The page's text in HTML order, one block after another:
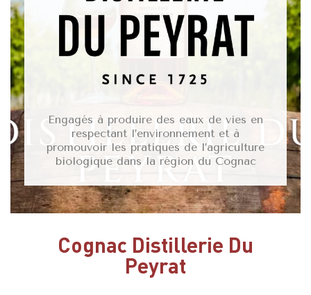
Engagés à produire des eaux de vies en
respectant l’environnement et à
promouvoir les pratiques de l’agriculture
biologique dans la région du Cognac
Cognac Distillerie Du
Peyrat